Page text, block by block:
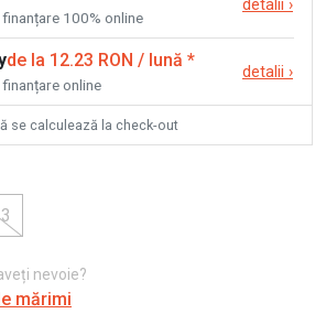
finanțare 100% online
detalii ›
de la 12.23 RON / lună *
finanțare online
detalii ›
se calculează la check-out
nevoie?
mărimi